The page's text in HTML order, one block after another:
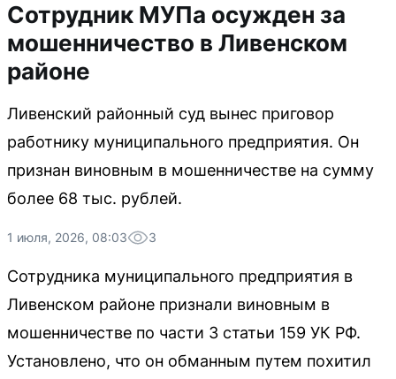
Сотрудник МУПа осужден за
мошенничество в Ливенском
районе
Ливенский районный суд вынес приговор
работнику муниципального предприятия. Он
признан виновным в мошенничестве на сумму
более 68 тыс. рублей.
1 июля, 2026, 08:03 3
Сотрудника муниципального предприятия в
Ливенском районе признали виновным в
мошенничестве по части 3 статьи 159 УК РФ.
Установлено, что он обманным путем похитил